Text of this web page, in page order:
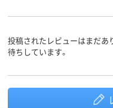
投稿されたレビューはまだあ
待ちしています。